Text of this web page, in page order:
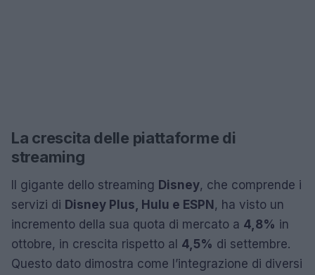
La crescita delle piattaforme di
streaming
Il gigante dello streaming Disney, che comprende i
servizi di Disney Plus, Hulu e ESPN, ha visto un
incremento della sua quota di mercato a 4,8% in
ottobre, in crescita rispetto al 4,5% di settembre.
Questo dato dimostra come l’integrazione di diversi